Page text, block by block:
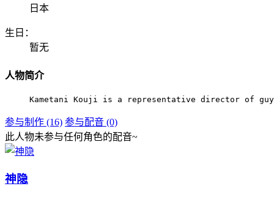
日本
生日：
暂无
人物简介
Kametani Kouji​ is a representative director of
参与制作 (16) 参与配音 (0)
此人物未参与任何角色的配音~
神隐